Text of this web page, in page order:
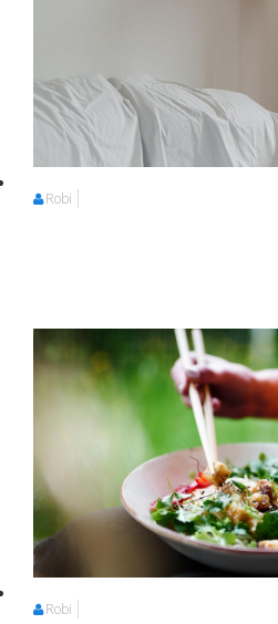
Robi
Robi
Robi